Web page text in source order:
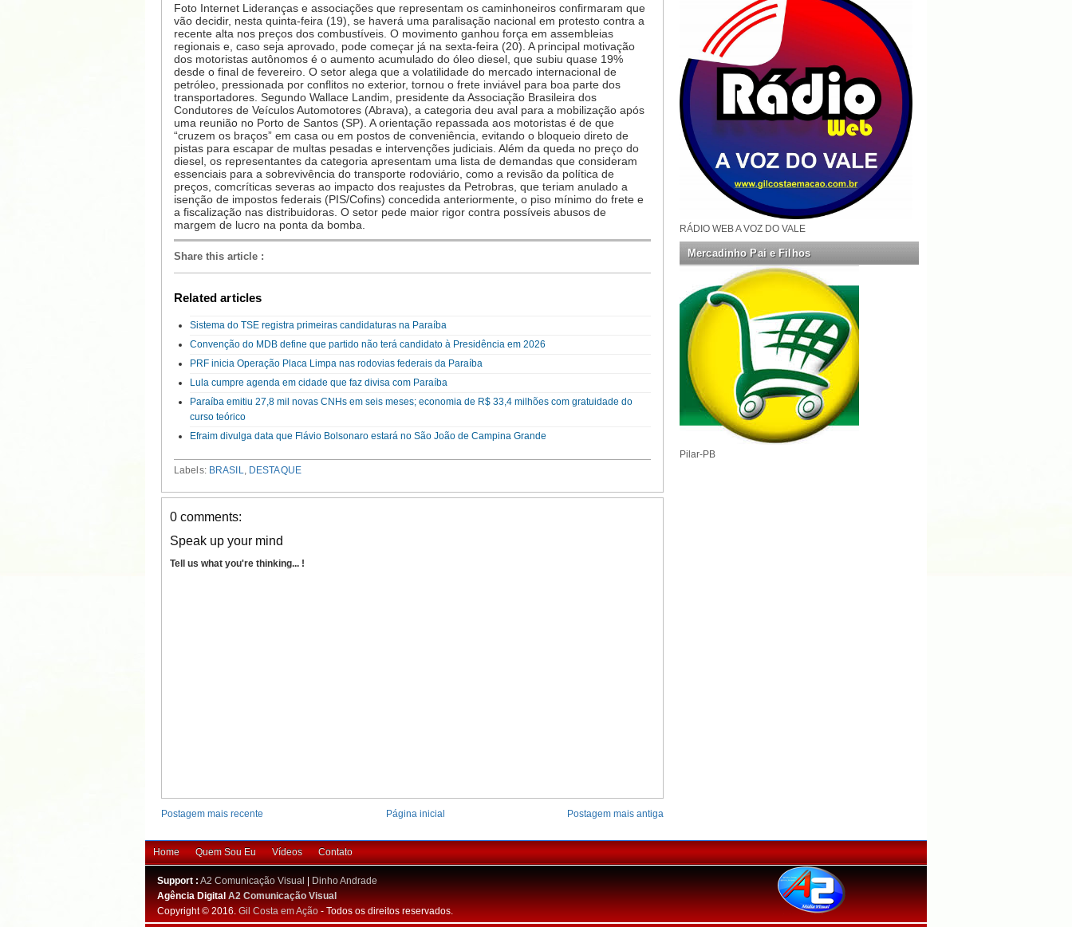
Foto Internet Lideranças e associações que representam os caminhoneiros confirmaram que
vão decidir, nesta quinta-feira (19), se haverá uma paralisação nacional em protesto contra a
recente alta nos preços dos combustíveis. O movimento ganhou força em assembleias
regionais e, caso seja aprovado, pode começar já na sexta-feira (20). A principal motivação
dos motoristas autônomos é o aumento acumulado do óleo diesel, que subiu quase 19%
desde o final de fevereiro. O setor alega que a volatilidade do mercado internacional de
petróleo, pressionada por conflitos no exterior, tornou o frete inviável para boa parte dos
transportadores. Segundo Wallace Landim, presidente da Associação Brasileira dos
Condutores de Veículos Automotores (Abrava), a categoria deu aval para a mobilização após
uma reunião no Porto de Santos (SP). A orientação repassada aos motoristas é de que
“cruzem os braços” em casa ou em postos de conveniência, evitando o bloqueio direto de
pistas para escapar de multas pesadas e intervenções judiciais. Além da queda no preço do
diesel, os representantes da categoria apresentam uma lista de demandas que consideram
essenciais para a sobrevivência do transporte rodoviário, como a revisão da política de
preços, comcríticas severas ao impacto dos reajustes da Petrobras, que teriam anulado a
isenção de impostos federais (PIS/Cofins) concedida anteriormente, o piso mínimo do frete e
a fiscalização nas distribuidoras. O setor pede maior rigor contra possíveis abusos de
margem de lucro na ponta da bomba.
Share this article :
Related articles
Sistema do TSE registra primeiras candidaturas na Paraíba
Convenção do MDB define que partido não terá candidato à Presidência em 2026
PRF inicia Operação Placa Limpa nas rodovias federais da Paraíba
Lula cumpre agenda em cidade que faz divisa com Paraíba
Paraíba emitiu 27,8 mil novas CNHs em seis meses; economia de R$ 33,4 milhões com gratuidade do
curso teórico
Efraim divulga data que Flávio Bolsonaro estará no São João de Campina Grande
Labels: BRASIL, DESTAQUE
0 comments:
Speak up your mind
Tell us what you're thinking... !
Postagem mais recente Postagem mais antiga
Página inicial
RÁDIO WEB A VOZ DO VALE
Mercadinho Pai e Filhos
Pilar-PB
Home Quem Sou Eu Vídeos Contato
Support : A2 Comunicação Visual
Dinho Andrade
Agência DigitalA2 Comunicação Visual
Copyright © 2016. Gil Costa em Ação - Todos os direitos reservados.